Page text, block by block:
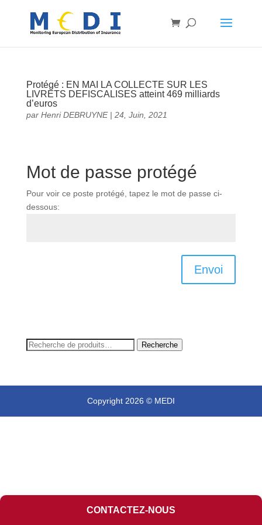
Protégé : EN MAI LA COLLECTE SUR LES
LIVRETS DEFISCALISES atteint 469 milliards
d’euros
par Henri DEBRUYNE| 24, Juin, 2021
Mot de passe protégé
Pour voir ce poste protégé, tapez le mot de passe ci-
dessous:
Envoi
Recherche
Recherche
Copyright 2026 © MEDI
CONTACTEZ-NOUS